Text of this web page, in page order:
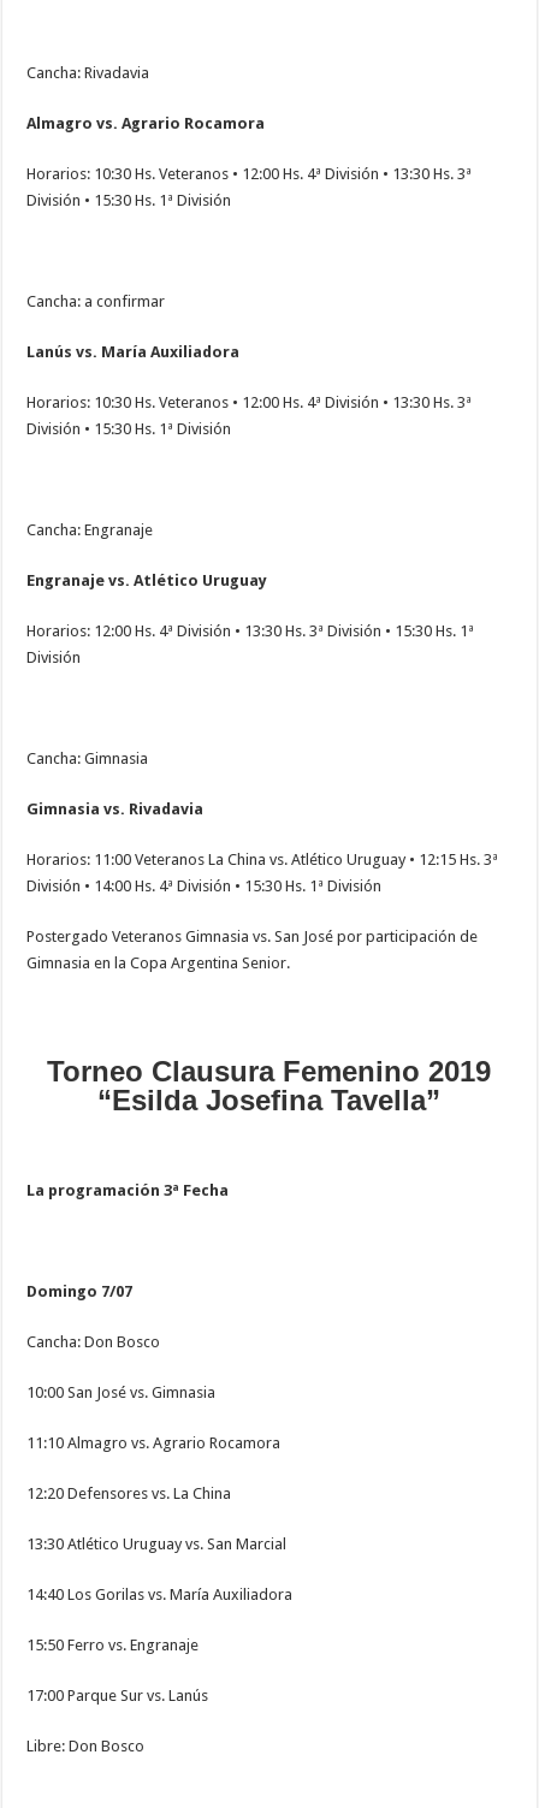
Cancha: Rivadavia
Almagro vs. Agrario Rocamora
Horarios: 10:30 Hs. Veteranos • 12:00 Hs. 4ª División • 13:30 Hs. 3ª
División • 15:30 Hs. 1ª División
Cancha: a confirmar
Lanús vs. María Auxiliadora
Horarios: 10:30 Hs. Veteranos • 12:00 Hs. 4ª División • 13:30 Hs. 3ª
División • 15:30 Hs. 1ª División
Cancha: Engranaje
Engranaje vs. Atlético Uruguay
Horarios: 12:00 Hs. 4ª División • 13:30 Hs. 3ª División • 15:30 Hs. 1ª
División
Cancha: Gimnasia
Gimnasia vs. Rivadavia
Horarios: 11:00 Veteranos La China vs. Atlético Uruguay • 12:15 Hs. 3ª
División • 14:00 Hs. 4ª División • 15:30 Hs. 1ª División
Postergado Veteranos Gimnasia vs. San José por participación de
Gimnasia en la Copa Argentina Senior.
Torneo Clausura Femenino 2019
“Esilda Josefina Tavella”
La programación 3ª Fecha
Domingo 7/07
Cancha: Don Bosco
10:00 San José vs. Gimnasia
11:10 Almagro vs. Agrario Rocamora
12:20 Defensores vs. La China
13:30 Atlético Uruguay vs. San Marcial
14:40 Los Gorilas vs. María Auxiliadora
15:50 Ferro vs. Engranaje
17:00 Parque Sur vs. Lanús
Libre: Don Bosco